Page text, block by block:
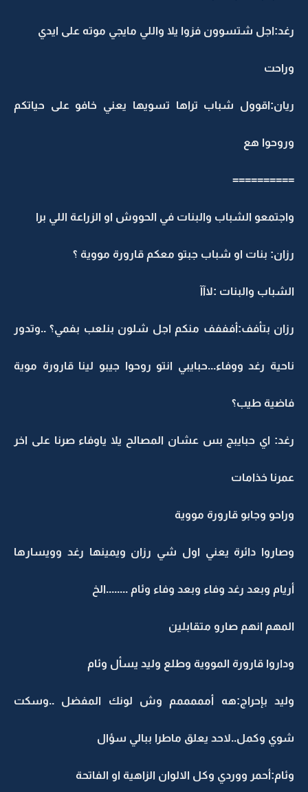
رغد:اجل شتسوون فزوا يلا واللي مايجي موته على ايدي
وراحت
ريان:اقوول شباب تراها تسويها يعني خافو على حياتكم
وروحوا هع
==========
واجتمعو الشباب والبنات في الحووش او الزراعة اللي برا
رزان: بنات او شباب جبتو معكم قارورة مووية ؟
الشباب والبنات :لاآآ
رزان بتأفف:أفففف منكم اجل شلون بنلعب بفمي؟ ..وتدور
ناحية رغد ووفاء...حبايبي انتو روحوا جيبو لينا قارورة موية
فاضية طيب؟
رغد: اي حبايبج بس عشان المصالح يلا ياوفاء صرنا على اخر
عمرنا خذامات
وراحو وجابو قارورة مووية
وصاروا دائرة يعني اول شي رزان ويمينها رغد وويسارها
أريام وبعد رغد وفاء وبعد وفاء وئام ........الخ
المهم انهم صارو متقابلين
وداروا قارورة المووية وطلع وليد يسأل وئام
وليد بإحراج:هه أمممممم وش لونك المفضل ..وسكت
شوي وكمل..لاحد يعلق ماطرا ببالي سؤال
وئام:أحمر ووردي وكل الالوان الزاهية او الفاتحة